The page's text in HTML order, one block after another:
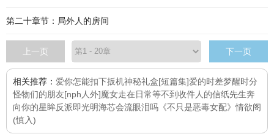
第二十章节：局外人的房间
上一页 下一页
相关推荐： 爱你怎能扣下扳机神秘礼盒[短篇集]爱的时差梦醒时分
怪物们的朋友[nph人外]魔女走在日常等不到收件人的信纸先生奔
向你的星眸反派即光明海芯会流眼泪吗 《不只是恶毒女配》情欲阁
(慎入)